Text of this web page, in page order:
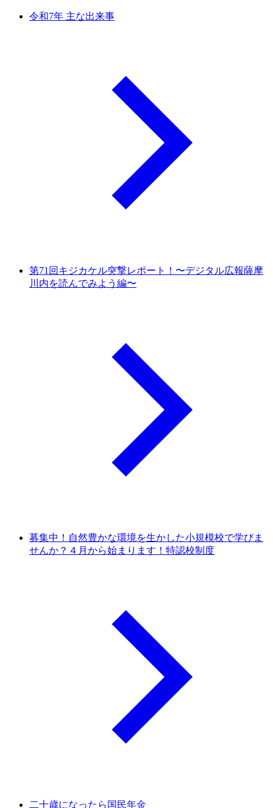
令和7年 主な出来事
第71回キジカケル突撃レポート！〜デジタル広報薩摩
川内を読んでみよう編〜
募集中！自然豊かな環境を生かした小規模校で学びま
せんか？４月から始まります！特認校制度
二十歳になったら国民年金